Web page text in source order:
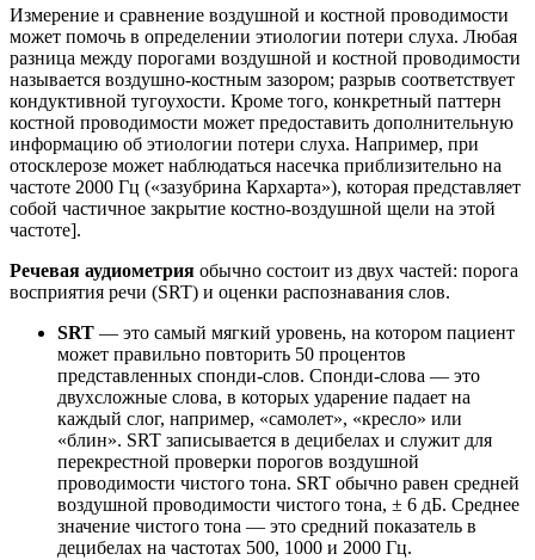
Измерение и сравнение воздушной и костной проводимости
может помочь в определении этиологии потери слуха. Любая
разница между порогами воздушной и костной проводимости
называется воздушно-костным зазором; разрыв соответствует
кондуктивной тугоухости. Кроме того, конкретный паттерн
костной проводимости может предоставить дополнительную
информацию об этиологии потери слуха. Например, при
отосклерозе может наблюдаться насечка приблизительно на
частоте 2000 Гц («зазубрина Кархарта»), которая представляет
собой частичное закрытие костно-воздушной щели на этой
частоте].
Речевая аудиометрия обычно состоит из двух частей: порога
восприятия речи (SRT) и оценки распознавания слов.
SRT — это самый мягкий уровень, на котором пациент
может правильно повторить 50 процентов
представленных спонди-слов. Спонди-слова — это
двухсложные слова, в которых ударение падает на
каждый слог, например, «самолет», «кресло» или
«блин». SRT записывается в децибелах и служит для
перекрестной проверки порогов воздушной
проводимости чистого тона. SRT обычно равен средней
воздушной проводимости чистого тона, ± 6 дБ. Среднее
значение чистого тона — это средний показатель в
децибелах на частотах 500, 1000 и 2000 Гц.